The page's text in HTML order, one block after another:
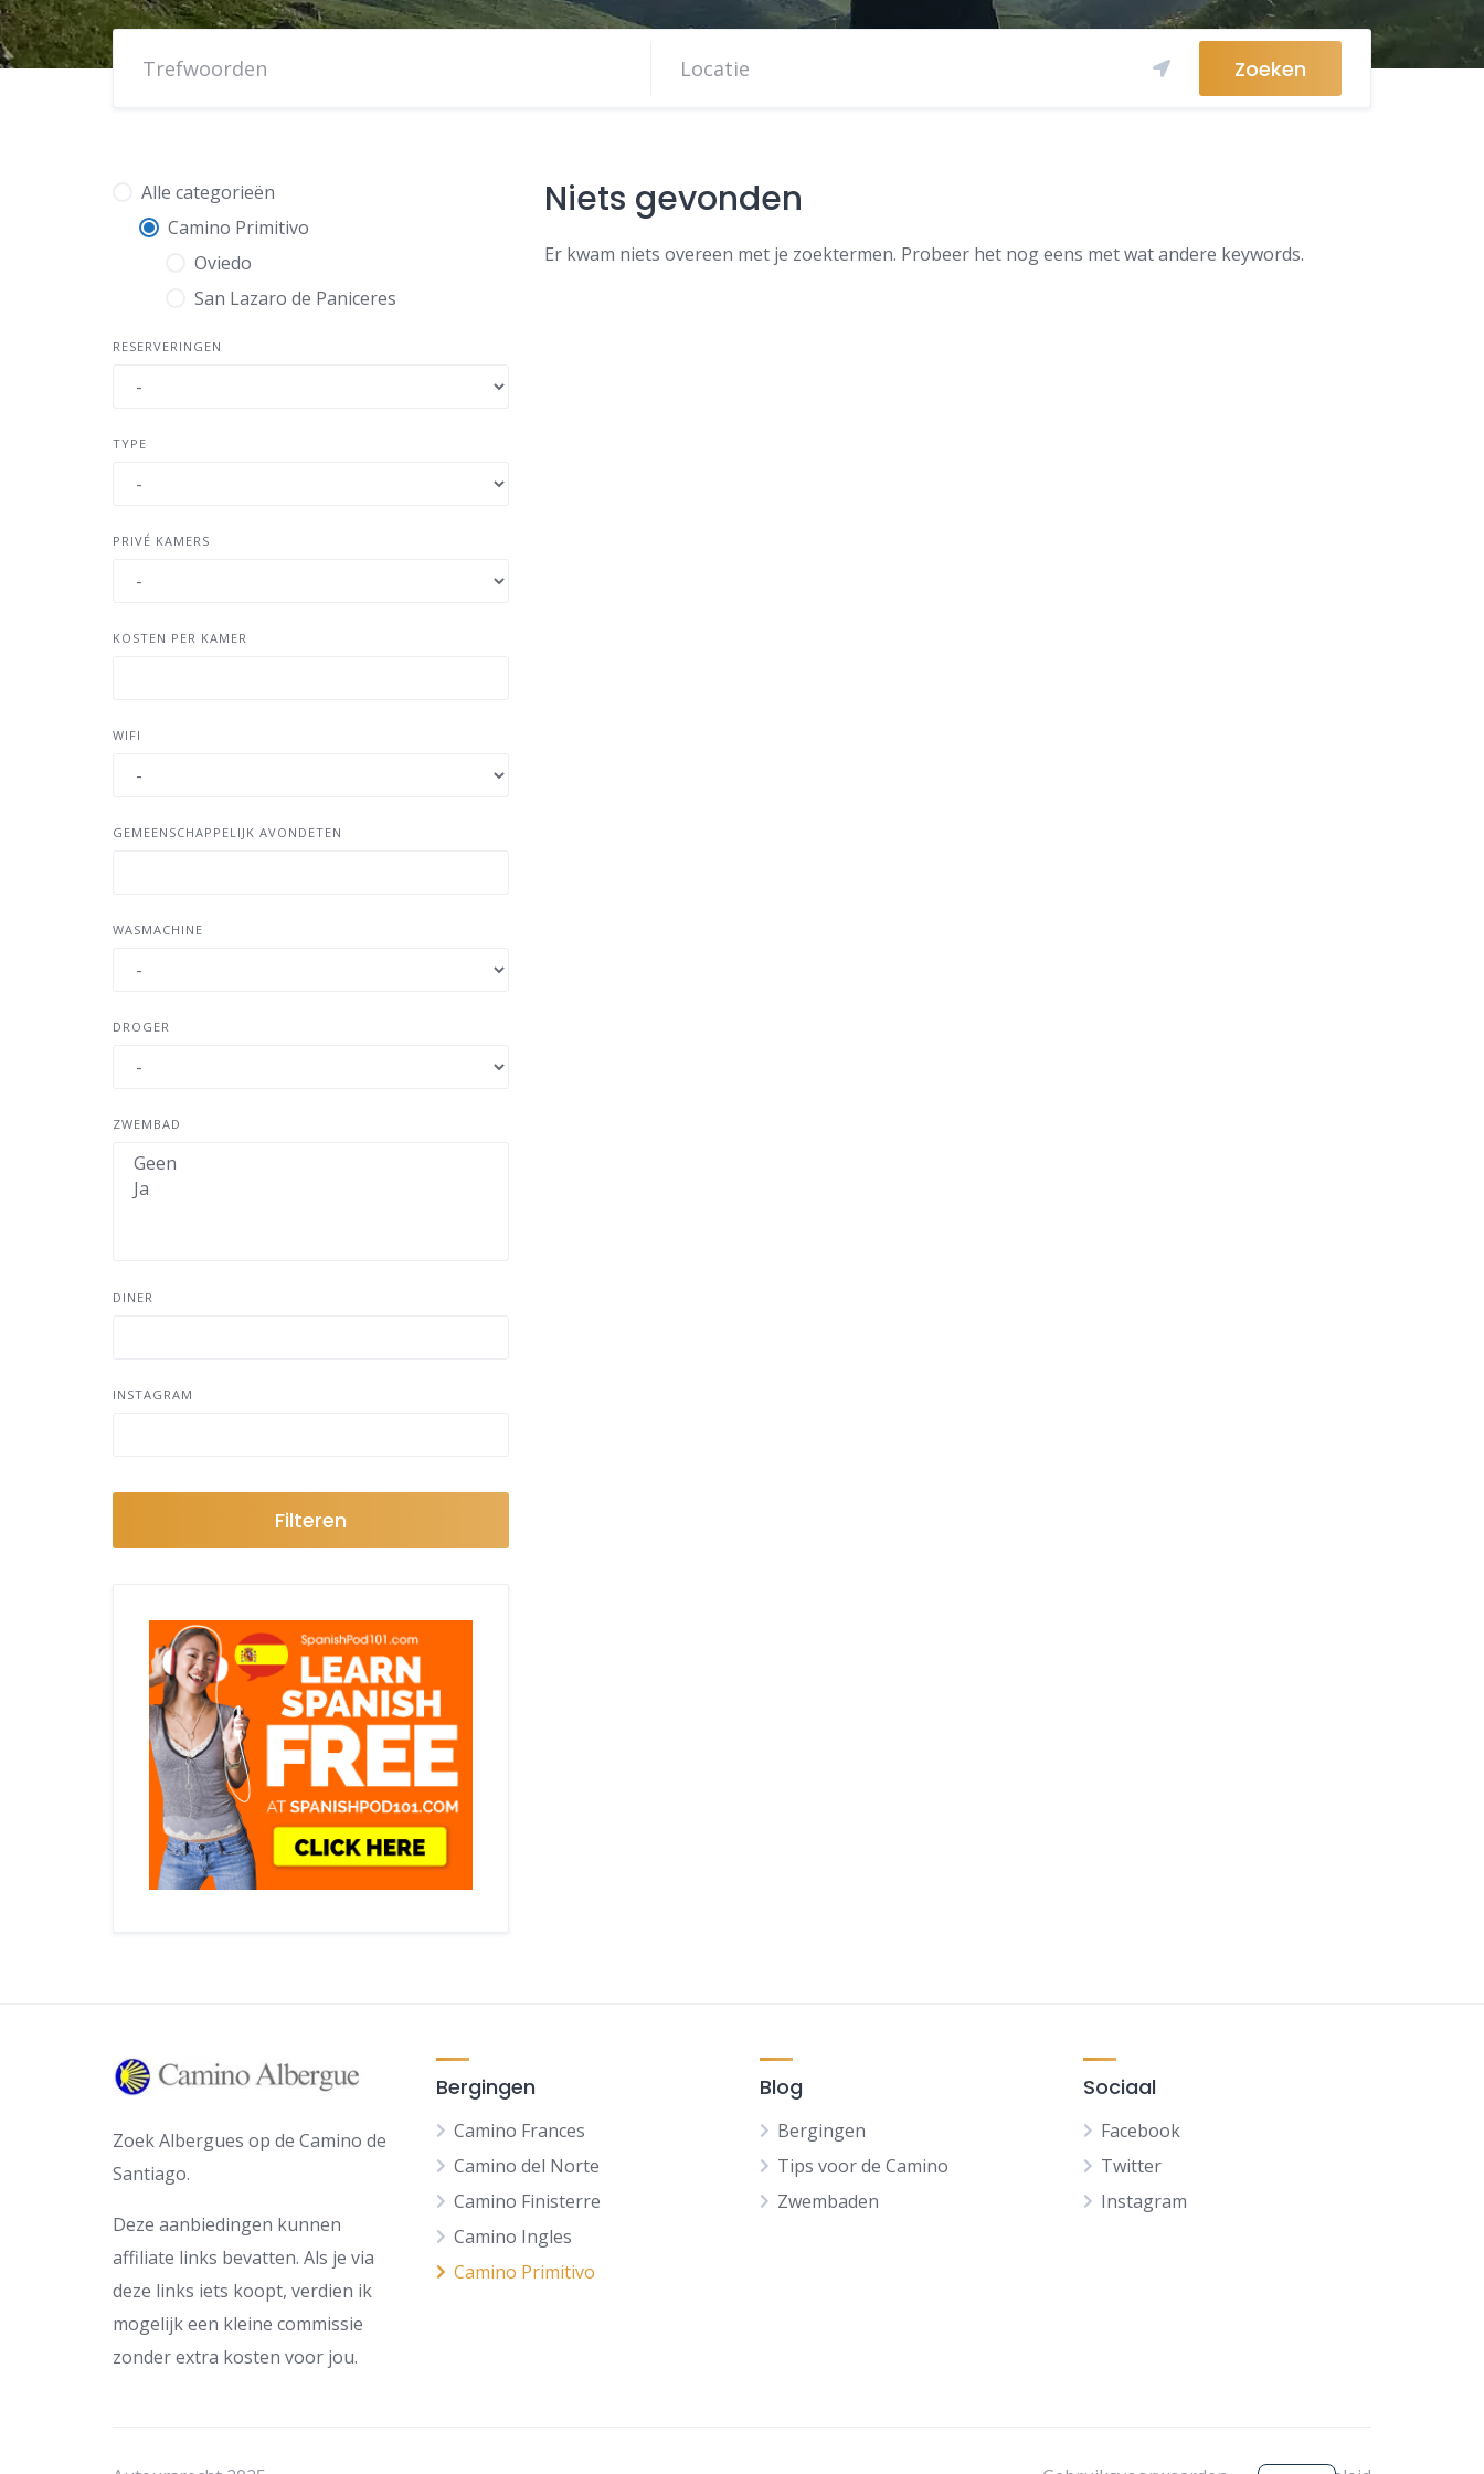
Zoeken
Alle categorieën
Camino Primitivo
Oviedo
San Lazaro de Paniceres
RESERVERINGEN
TYPE
PRIVÉ KAMERS
KOSTEN PER KAMER
WIFI
GEMEENSCHAPPELIJK AVONDETEN
WASMACHINE
DROGER
ZWEMBAD
DINER
INSTAGRAM
Filteren
Niets gevonden
Er kwam niets overeen met je zoektermen. Probeer het nog eens met wat andere keywords.
Zoek Albergues op de Camino de
Santiago.
Deze aanbiedingen kunnen
affiliate links bevatten. Als je via
deze links iets koopt, verdien ik
mogelijk een kleine commissie
zonder extra kosten voor jou.
Bergingen
Camino Frances
Camino del Norte
Camino Finisterre
Camino Ingles
Camino Primitivo
Blog
Bergingen
Tips voor de Camino
Zwembaden
Sociaal
Facebook
Twitter
Instagram